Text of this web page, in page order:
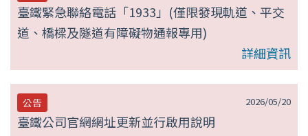
臺鐵緊急聯絡電話「1933」(僅限發現軌道、平交
道、橋樑及隧道有障礙物通報專用)
詳細資訊
2026/05/20
公告
臺鐵公司官網網址更新並行啟用說明